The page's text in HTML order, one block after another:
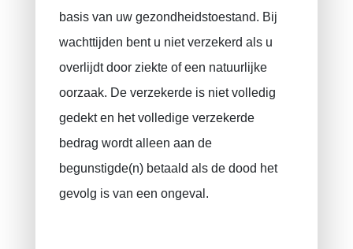
basis van uw gezondheidstoestand. Bij
wachttijden bent u niet verzekerd als u
overlijdt door ziekte of een natuurlijke
oorzaak. De verzekerde is niet volledig
gedekt en het volledige verzekerde
bedrag wordt alleen aan de
begunstigde(n) betaald als de dood het
gevolg is van een ongeval.